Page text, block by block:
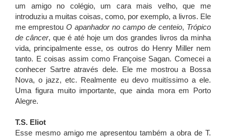
um amigo no colégio, um cara mais velho, que me
introduziu a muitas coisas, como, por exemplo, a livros. Ele
me emprestou O apanhador no campo de centeio, Trópico
de câncer, que é até hoje um dos grandes livros da minha
vida, principalmente esse, os outros do Henry Miller nem
tanto. E coisas assim como Françoise Sagan. Comecei a
conhecer Sartre através dele. Ele me mostrou a Bossa
Nova, o jazz, etc. Realmente eu devo muitíssimo a ele.
Uma figura muito importante, que ainda mora em Porto
Alegre.
T.S. Eliot
Esse mesmo amigo me apresentou também a obra de T.